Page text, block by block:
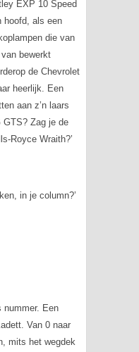
EXP 10 Speed
hoofd, als een
die van
bewerkt
de Chevrolet
heerlijk. Een
aan z’n laars
GTS? Zag je de
Royce Wraith?’
in je column?’
nummer. Een
Van 0 naar
mits het wegdek